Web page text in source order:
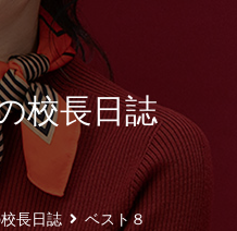
校長日誌
長日誌 ベスト８